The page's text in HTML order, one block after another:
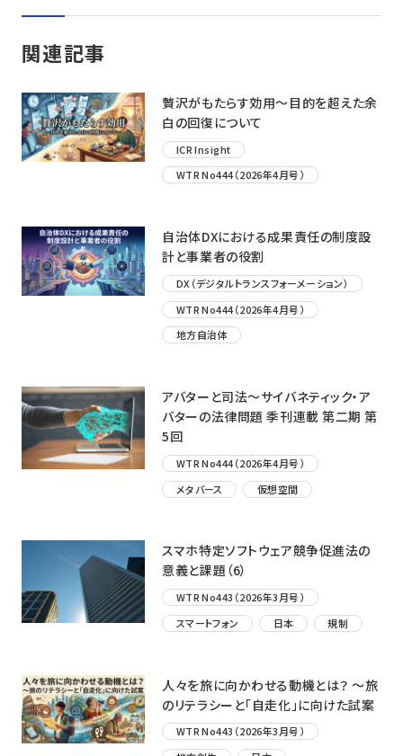
関連記事
贅沢がもたらす効用〜目的を超えた余
白の回復について
ICR Insight
WTR No444（2026年4月号）
自治体DXにおける成果責任の制度設
計と事業者の役割
DX（デジタルトランスフォーメーション）
WTR No444（2026年4月号）
地方自治体
アバターと司法〜サイバネティック・ア
バターの法律問題 季刊連載 第二期 第
5回
WTR No444（2026年4月号）
メタバース
仮想空間
スマホ特定ソフトウェア競争促進法の
意義と課題（6）
WTR No443（2026年3月号）
スマートフォン
日本 規制
人々を旅に向かわせる動機とは？ ～旅
のリテラシーと「自走化」に向けた試案
WTR No443（2026年3月号）